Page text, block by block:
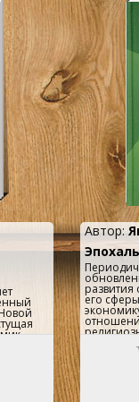
Автор:
развития
его